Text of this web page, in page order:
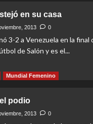
en su casa
2013 0
3-2 a Venezuela en la final
de Salón y es el...
Mundial Femenino
podio
2013 0